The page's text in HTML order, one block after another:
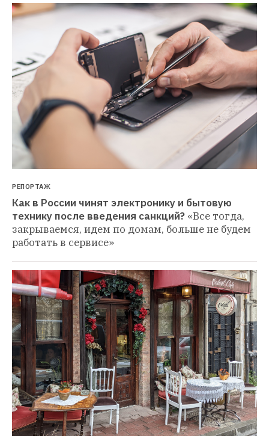
РЕПОРТАЖ
Как в России чинят электронику и бытовую
технику после введения санкций? «Все тогда,
закрываемся, идем по домам, больше не будем
работать в сервисе»